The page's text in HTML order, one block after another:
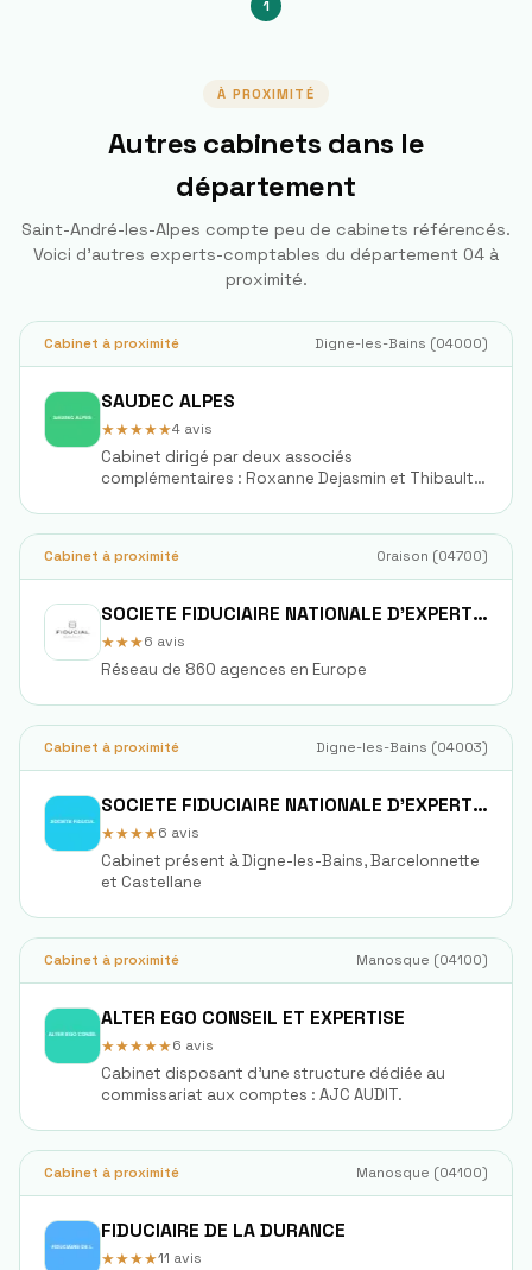
1
À PROXIMITÉ
Autres cabinets dans le
département
Saint-André-les-Alpes compte peu de cabinets référencés.
Voici d'autres experts-comptables du département 04 à
proximité.
Cabinet à proximité Digne-les-Bains (04000)
SAUDEC ALPES
★★★★★4 avis
Cabinet dirigé par deux associés
complémentaires : Roxanne Dejasmin et Thibault
Cabinet à proximité Oraison (04700)
SOCIETE FIDUCIAIRE NATIONALE D'EXPERTISE COMPTABLE FIDEXPERTISE
★★★6 avis
Réseau de 860 agences en Europe
Cabinet à proximité Digne-les-Bains (04003)
SOCIETE FIDUCIAIRE NATIONALE D'EXPERTISE COMPTABLE FIDEXPERTISE
★★★★6 avis
Cabinet présent à Digne-les-Bains, Barcelonnette
et Castellane
Cabinet à proximité Manosque (04100)
ALTER EGO CONSEIL ET EXPERTISE
★★★★★6 avis
Cabinet disposant d'une structure dédiée au
commissariat aux comptes : AJC AUDIT.
Cabinet à proximité Manosque (04100)
FIDUCIAIRE DE LA DURANCE
★★★★11 avis